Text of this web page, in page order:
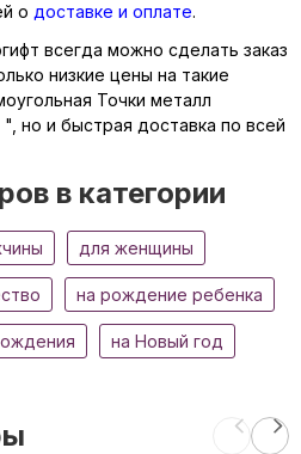
о доставке и оплате.
всегда можно сделать заказ
низкие цены на такие
Точки металл
но и быстрая доставка по всей
в категории
для женщины
на рождение ребенка
на Новый год